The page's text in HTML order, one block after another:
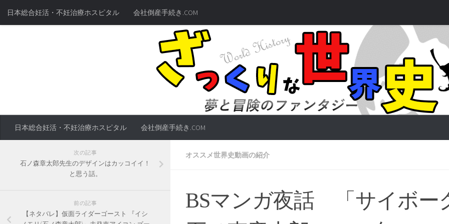
日本総合妊活・不妊治療ホスピタル 会社倒産手続き.COM
日本総合妊活・不妊治療ホスピタル 会社倒産手続き.COM
オススメ世界史動画の紹介
BSマンガ夜話 「サイボー
次の記事
石ノ森章太郎先生のデザインはカッコイイ！
と思う話。
前の記事
【ネタバレ】仮面ライダーゴースト 『イシ